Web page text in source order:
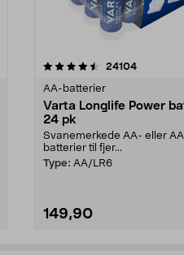
24104
AA-batterier
Varta Longlife Power
24 pk
Svanemerkede AA- eller
batterier til fjer...
Type: AA/LR6
149,90
4.5av 5 stjerner